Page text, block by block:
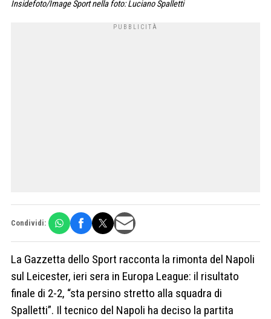
Insidefoto/Image Sport nella foto: Luciano Spalletti
Condividi:
La Gazzetta dello Sport racconta la rimonta del Napoli
sul Leicester, ieri sera in Europa League: il risultato
finale di 2-2, “sta persino stretto alla squadra di
Spalletti”. Il tecnico del Napoli ha deciso la partita